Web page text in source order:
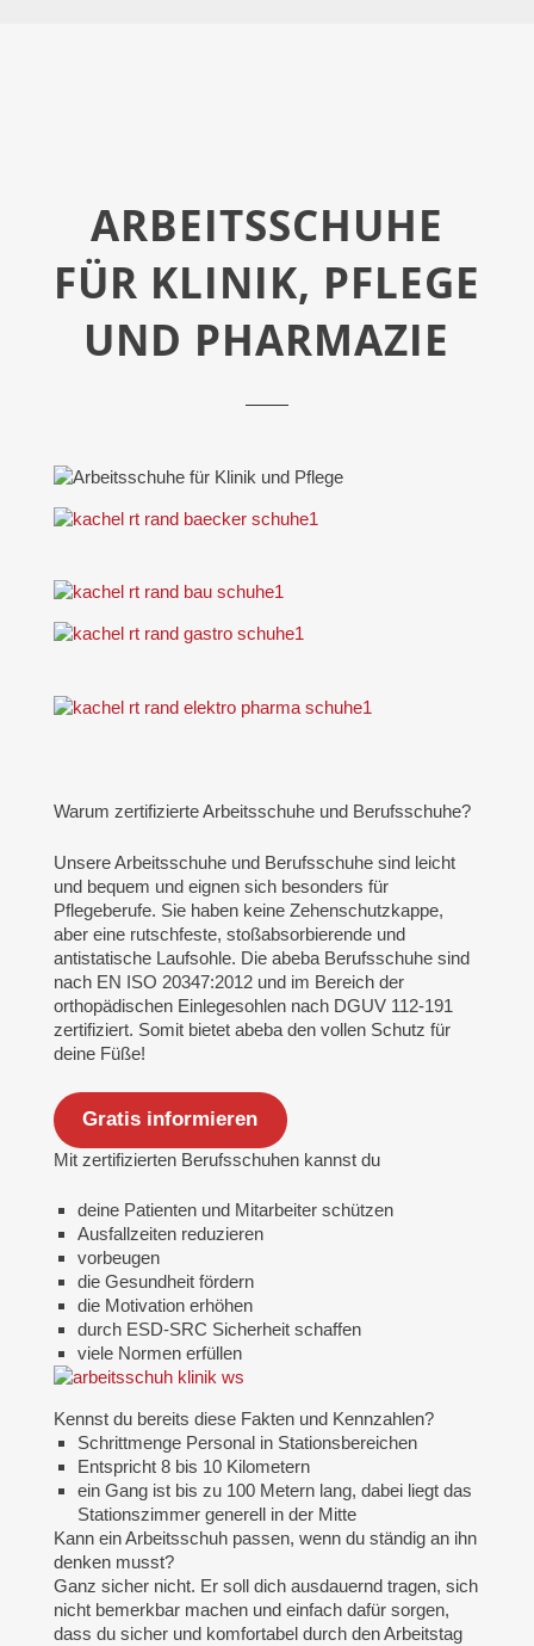
ARBEITSSCHUHE
FÜR KLINIK, PFLEGE
UND PHARMAZIE
Warum zertifizierte Arbeitsschuhe und Berufsschuhe?
Unsere Arbeitsschuhe und Berufsschuhe sind leicht
und bequem und eignen sich besonders für
Pflegeberufe. Sie haben keine Zehenschutzkappe,
aber eine rutschfeste, stoßabsorbierende und
antistatische Laufsohle. Die abeba Berufsschuhe sind
nach EN ISO 20347:2012 und im Bereich der
orthopädischen Einlegesohlen nach DGUV 112-191
zertifiziert. Somit bietet abeba den vollen Schutz für
deine Füße!
Gratis informieren
Mit zertifizierten Berufsschuhen kannst du
deine Patienten und Mitarbeiter schützen
Ausfallzeiten reduzieren
vorbeugen
die Gesundheit fördern
die Motivation erhöhen
durch ESD-SRC Sicherheit schaffen
viele Normen erfüllen
Kennst du bereits diese Fakten und Kennzahlen?
Schrittmenge Personal in Stationsbereichen
Entspricht 8 bis 10 Kilometern
ein Gang ist bis zu 100 Metern lang, dabei liegt das
Stationszimmer generell in der Mitte
Kann ein Arbeitsschuh passen, wenn du ständig an ihn
denken musst?
Ganz sicher nicht. Er soll dich ausdauernd tragen, sich
nicht bemerkbar machen und einfach dafür sorgen,
dass du sicher und komfortabel durch den Arbeitstag